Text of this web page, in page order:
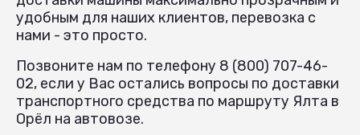
удобным для наших клиентов, перевозка с
нами - это просто.
Позвоните нам по телефону 8 (800) 707-46-
02, если у Вас остались вопросы по доставки
транспортного средства по маршруту Ялта в
Орёл на автовозе.